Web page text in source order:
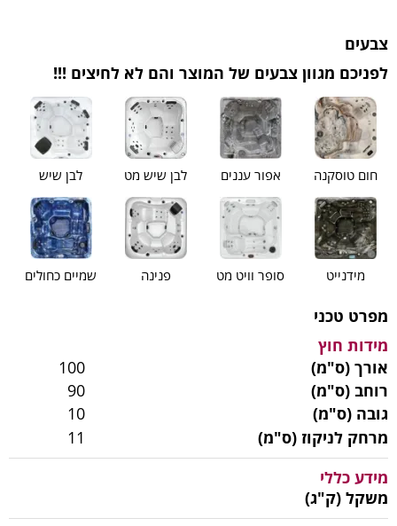
צבעים
לפניכם מגוון צבעים של המוצר והם לא לחיצים !!!
חום טוסקנה אפור עננים לבן שיש מט לבן שיש
מידנייט סופר וויט מט פנינה שמיים כחולים
מפרט טכני
מידות חוץ
אורך (ס"מ)
100
רוחב (ס"מ)
90
גובה (ס"מ)
10
מרחק לניקוז (ס"מ)
11
מידע כללי
משקל (ק"ג)